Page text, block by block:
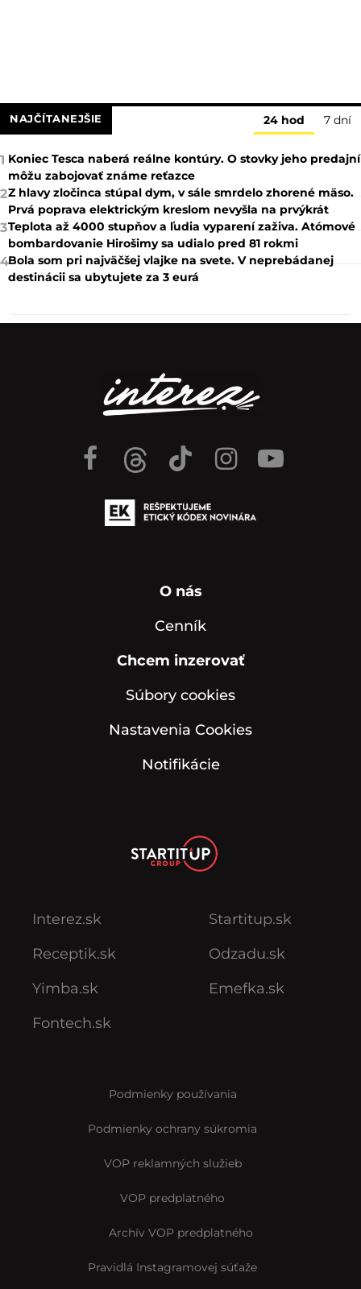
NAJČÍTANEJŠIE 24 hod 7 dní
1 Koniec Tesca naberá reálne kontúry. O stovky jeho predajní
môžu zabojovať známe reťazce
2Z hlavy zločinca stúpal dym, v sále smrdelo zhorené mäso.
Prvá poprava elektrickým kreslom nevyšla na prvýkrát
3Teplota až 4000 stupňov a ľudia vyparení zaživa. Atómové
bombardovanie Hirošimy sa udialo pred 81 rokmi
4Bola som pri najväčšej vlajke na svete. V neprebádanej
destinácii sa ubytujete za 3 eurá
O nás
Cenník
Chcem inzerovať
Súbory cookies
Nastavenia Cookies
Notifikácie
Interez.sk
Receptik.sk
Yimba.sk
Fontech.sk
Startitup.sk
Odzadu.sk
Emefka.sk
Podmienky používania
Podmienky ochrany súkromia
VOP reklamných služieb
VOP predplatného
Archív VOP predplatného
Pravidlá Instagramovej súťaže